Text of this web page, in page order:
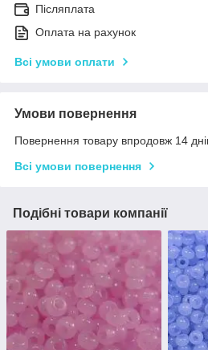
Післяплата
Оплата на рахунок
Всі умови оплати
Умови повернення
Повернення товару впродовж 14
Всі умови повернення
Подібні товари компанії